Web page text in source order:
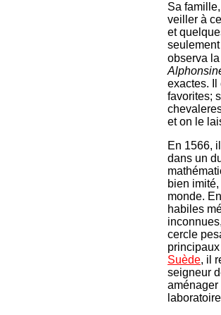
Sa
veiller à
et
observa
exactes. Il
favorites;
et on le
En 1566,
dans un
bien
monde.
habiles
cercle
Suède, il
seigneur
aménager